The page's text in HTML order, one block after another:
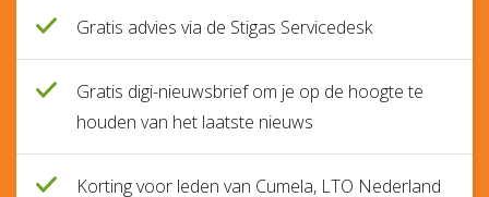
Gratis advies via de Stigas Servicedesk
Gratis digi-nieuwsbrief om je op de hoogte te
houden van het laatste nieuws
Korting voor leden van Cumela, LTO Nederland